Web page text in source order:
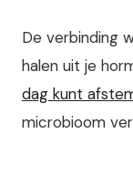
De verbinding
halen uit je
dag kunt
microbioom